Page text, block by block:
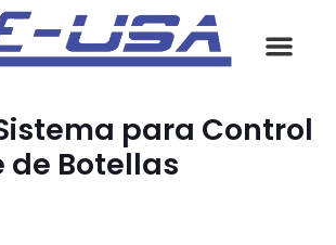
para Control
de Botellas